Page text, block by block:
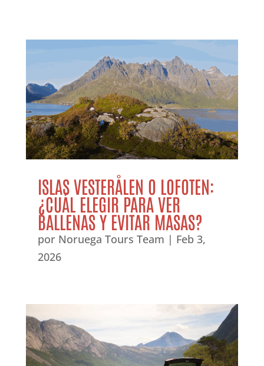
ISLAS VESTERÅLEN O LOFOTEN:
¿CUÁL ELEGIR PARA VER
BALLENAS Y EVITAR MASAS?
por Noruega Tours Team | Feb 3,
2026